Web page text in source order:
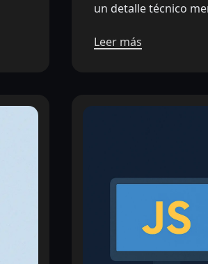
un detalle técnico
Leer más